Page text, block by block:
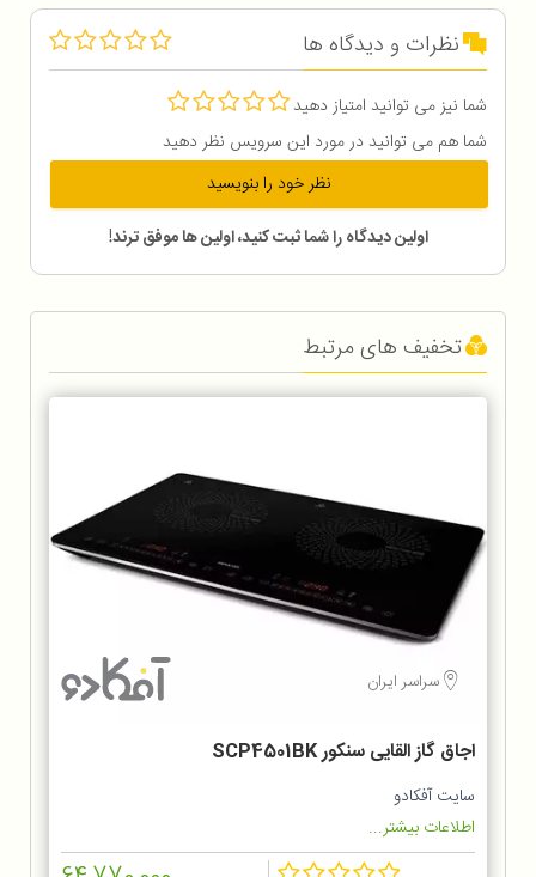
نظرات و دیدگاه ها
شما نیز می توانید امتیاز دهید
شما هم می توانید در مورد این سرویس نظر دهید
نظر خود را بنویسید
اولین دیدگاه را شما ثبت کنید، اولین ها موفق ترند!
تخفیف های مرتبط
سراسر ایران
اجاق گاز القایی سنکور SCP4501BK
سایت آفکادو
اطلاعات بیشتر...